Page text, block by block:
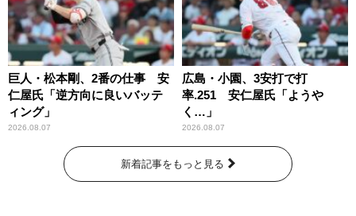
巨人・松本剛、2番の仕事 安
仁屋氏「逆方向に良いバッテ
ィング」
2026.08.07
広島・小園、3安打で打
率.251 安仁屋氏「ようや
く…」
2026.08.07
新着記事をもっと見る